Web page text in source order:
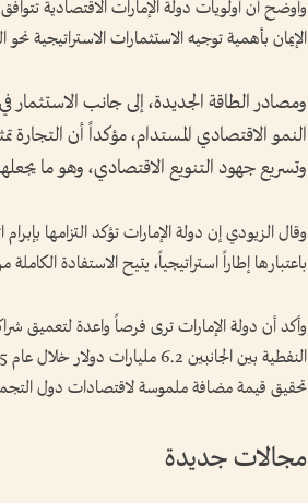
وأوضح أن أولويات دولة الإمارات الاقتصادية
الإيمان بأهمية توجيه الاستثمارات الاستراتيجية
ومصادر الطاقة الجديدة، إلى جانب الاستثمار
النمو الاقتصادي المستدام، مؤكداً أن التجارة
وتسريع جهود التنويع الاقتصادي، وهو ما
وقال الزيودي إن دولة الإمارات تؤكد التزامها
باعتبارها إطاراً استراتيجياً، يتيح الاستفادة
وأكد أن دولة الإمارات ترى فرصاً واعدة لتعميق
تحقيق قيمة مضافة ملموسة لاقتصادات دول
مجالات جديدة